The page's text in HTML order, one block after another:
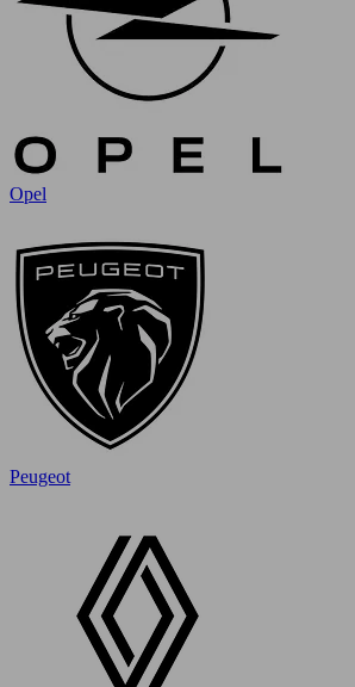
Opel
Peugeot